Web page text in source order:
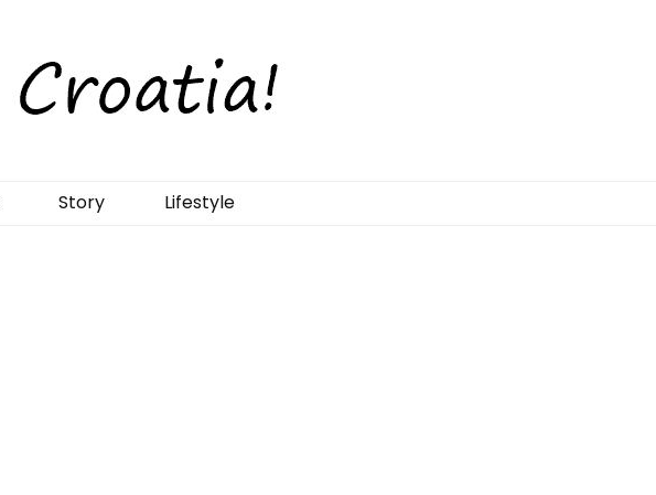
Story Lifestyle